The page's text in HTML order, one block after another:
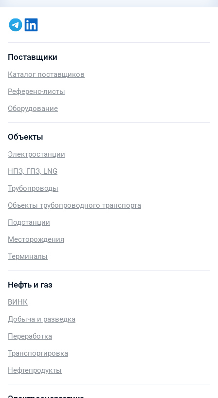
Поставщики
Каталог поставщиков
Референс-листы
Оборудование
Объекты
Электростанции
НПЗ, ГПЗ, LNG
Трубопроводы
Объекты трубопроводного транспорта
Подстанции
Месторождения
Терминалы
Нефть и газ
ВИНК
Добыча и разведка
Переработка
Транспортировка
Нефтепродукты